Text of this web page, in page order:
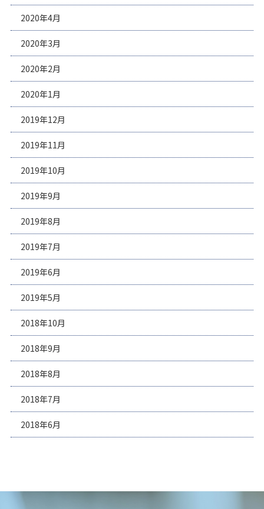
2020年4月
2020年3月
2020年2月
2020年1月
2019年12月
2019年11月
2019年10月
2019年9月
2019年8月
2019年7月
2019年6月
2019年5月
2018年10月
2018年9月
2018年8月
2018年7月
2018年6月